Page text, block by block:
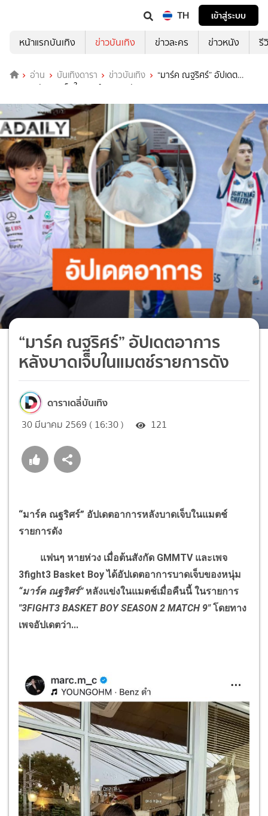
TH
เข้าสู่ระบบ
หน้าแรกบันเทิง
ข่าวบันเทิง ข่าวละคร ข่าวหนัง รี
อ่าน บันเทิงดารา ข่าวบันเทิง
“มาร์ค ณฐริศร์” อัปเดต
อาการหลังบาดเจ็บในแมตช์รายการดัง
“มาร์ค ณฐริศร์” อัปเดตอาการ
หลังบาดเจ็บในแมตช์รายการดัง
ดาราเดลี่บันเทิง
30 มีนาคม 2569 ( 16:30 ) 121
“มาร์ค ณฐริศร์” อัปเดตอาการหลังบาดเจ็บในแมตช์
รายการดัง
แฟนๆ หายห่วง เมื่อต้นสังกัด GMMTV และเพจ
3fight3 Basket Boyได้อัปเดตอาการบาดเจ็บของหนุ่ม
“มาร์ค ณฐริศร์”หลังแข่งในแมตช์เมื่อคืนนี้ ในรายการ
"3FIGHT3 BASKET BOY SEASON 2 MATCH 9"โดยทาง
เพจอัปเดตว่า...